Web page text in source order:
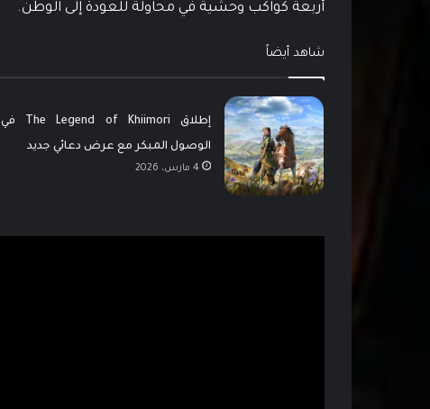
أربعة كواكب وحشية في محاولة للعودة إلى الوطن.
شاهد أيضاً
إطلاق The Legend of Khiimori في
الوصول المبكر مع عرض دعائي جديد
4 مارس، 2026